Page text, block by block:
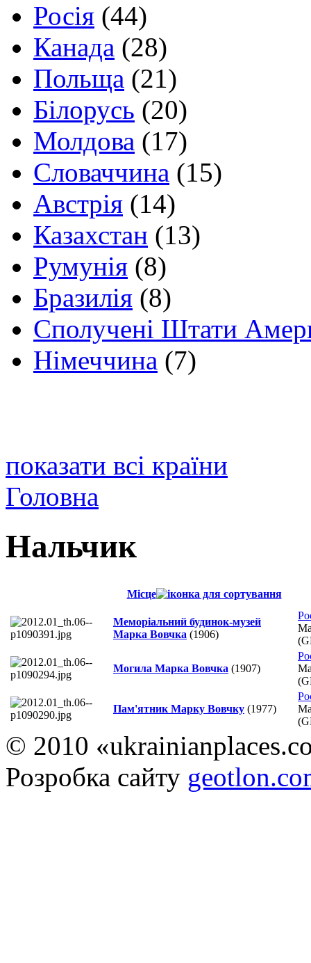
Росія (44)
Канада (28)
Польща (21)
Білорусь (20)
Молдова (17)
Словаччина (15)
Австрія (14)
Казахстан (13)
Румунія (8)
Бразилія (8)
Сполучені Штати
Німеччина (7)
показати всі країни
Головна
Нальчик
Місце
Меморіальний будинок-музей
Марка Вовчка (1906)
Могила Марка Вовчка (1907)
Пам'ятник Марку Вовчку (1977)
© 2010
Розробка сайту